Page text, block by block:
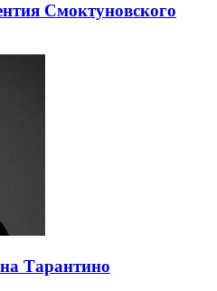
Смоктуновского
Тарантино